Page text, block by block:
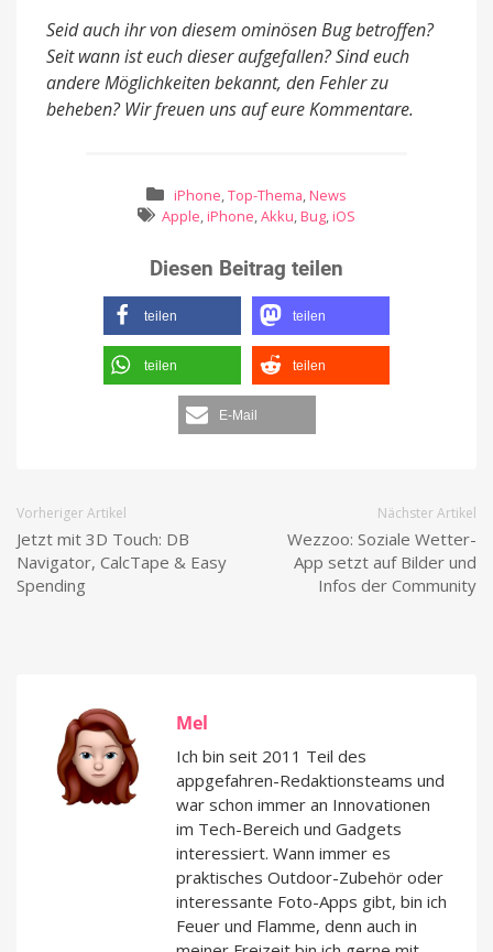
Seid auch ihr von diesem ominösen Bug betroffen?
Seit wann ist euch dieser aufgefallen? Sind euch
andere Möglichkeiten bekannt, den Fehler zu
beheben? Wir freuen uns auf eure Kommentare.
iPhone,Top-Thema, News
Apple, iPhone,Akku, Bug, iOS
Diesen Beitrag teilen
teilen teilen
teilen teilen
E-Mail
Vorheriger Artikel
Jetzt mit 3D Touch: DB
Navigator, CalcTape & Easy
Spending
Nächster Artikel
Wezzoo: Soziale Wetter-
App setzt auf Bilder und
Infos der Community
Mel
Ich bin seit 2011 Teil des
appgefahren-Redaktionsteams und
war schon immer an Innovationen
im Tech-Bereich und Gadgets
interessiert. Wann immer es
praktisches Outdoor-Zubehör oder
interessante Foto-Apps gibt, bin ich
Feuer und Flamme, denn auch in